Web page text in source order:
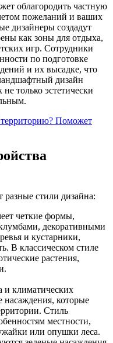
облагородить частную
пожеланий и ваших
дизайнеры создадут
как зоны для отдыха,
игр. Сотрудники
по подготовке
и их высадке, что
дизайн
только эстетически
стили дизайна:
четкие формы,
декоративными
и кустарники,
В классическом стиле
растения,
и климатических
насаждения, которые
Стиль
местности,
или опушки леса.